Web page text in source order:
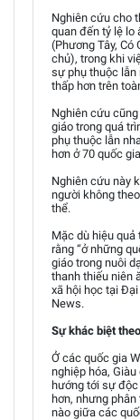
Nghiên cứu cho
quan đến tỷ lệ lo
(Phương Tây, Có
chủ), trong khi
sự phụ thuộc lẫn
thấp hơn trên
Nghiên cứu
giáo trong quá
phụ thuộc lẫn
hơn ở 70 quốc
Nghiên cứu này
người không
thể.
Mặc dù hiệu
rằng “ở những
giáo trong nuôi
thanh thiếu niên
xã hội học tại Đại
News.
Sự khác biệt
Ở các quốc gia
nghiệp hóa,
hướng tới sự độc
hơn, nhưng
nào giữa các